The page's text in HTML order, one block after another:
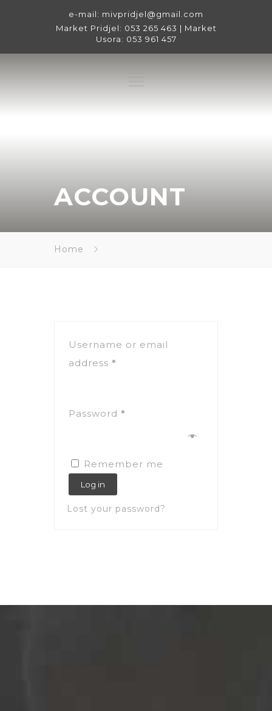
e-mail: mivpridjel@gmail.com
Market Pridjel: 053 265 463 | Market
Usora: 053 961 457
ACCOUNT
Home
Username or email
address *
Password *
Remember me
Log in
Lost your password?